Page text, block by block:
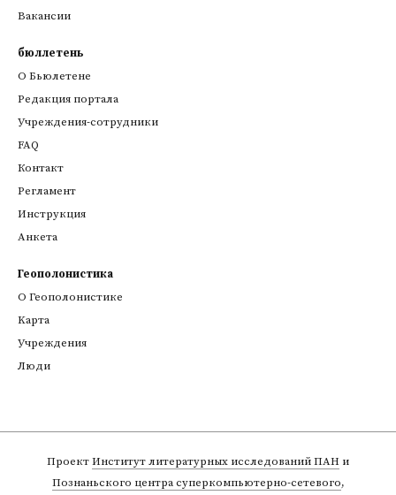
Вакансии
бюллетень
О Бьюлетене
Редакция портала
Учреждения-сотрудники
FAQ
Контакт
Регламент
Инструкция
Анкета
Геополонистика
О Геополонистике
Kарта
Учреждения
Люди
ПроектИнститут литературных исследований ПАН и
Познаньского центра суперкомпьютерно-сетевого,